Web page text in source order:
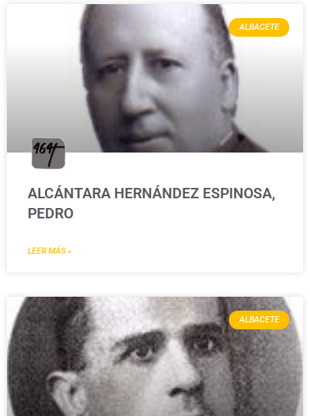
ALBACETE
ALCÁNTARA HERNÁNDEZ ESPINOSA,
PEDRO
LEER MÁS »
ALBACETE